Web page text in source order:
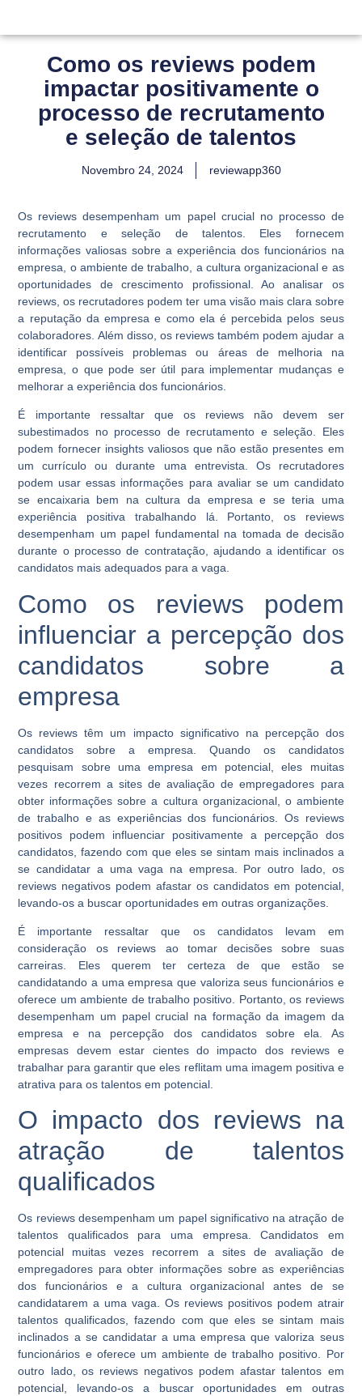
Como os reviews podem
impactar positivamente o
processo de recrutamento
e seleção de talentos
Novembro 24, 2024 reviewapp360
Os reviews desempenham um papel crucial no processo de
recrutamento e seleção de talentos. Eles fornecem
informações valiosas sobre a experiência dos funcionários na
empresa, o ambiente de trabalho, a cultura organizacional e as
oportunidades de crescimento profissional. Ao analisar os
reviews, os recrutadores podem ter uma visão mais clara sobre
a reputação da empresa e como ela é percebida pelos seus
colaboradores. Além disso, os reviews também podem ajudar a
identificar possíveis problemas ou áreas de melhoria na
empresa, o que pode ser útil para implementar mudanças e
melhorar a experiência dos funcionários.
É importante ressaltar que os reviews não devem ser
subestimados no processo de recrutamento e seleção. Eles
podem fornecer insights valiosos que não estão presentes em
um currículo ou durante uma entrevista. Os recrutadores
podem usar essas informações para avaliar se um candidato
se encaixaria bem na cultura da empresa e se teria uma
experiência positiva trabalhando lá. Portanto, os reviews
desempenham um papel fundamental na tomada de decisão
durante o processo de contratação, ajudando a identificar os
candidatos mais adequados para a vaga.
Como os reviews podem
influenciar a percepção dos
candidatos sobre a
empresa
Os reviews têm um impacto significativo na percepção dos
candidatos sobre a empresa. Quando os candidatos
pesquisam sobre uma empresa em potencial, eles muitas
vezes recorrem a sites de avaliação de empregadores para
obter informações sobre a cultura organizacional, o ambiente
de trabalho e as experiências dos funcionários. Os reviews
positivos podem influenciar positivamente a percepção dos
candidatos, fazendo com que eles se sintam mais inclinados a
se candidatar a uma vaga na empresa. Por outro lado, os
reviews negativos podem afastar os candidatos em potencial,
levando-os a buscar oportunidades em outras organizações.
É importante ressaltar que os candidatos levam em
consideração os reviews ao tomar decisões sobre suas
carreiras. Eles querem ter certeza de que estão se
candidatando a uma empresa que valoriza seus funcionários e
oferece um ambiente de trabalho positivo. Portanto, os reviews
desempenham um papel crucial na formação da imagem da
empresa e na percepção dos candidatos sobre ela. As
empresas devem estar cientes do impacto dos reviews e
trabalhar para garantir que eles reflitam uma imagem positiva e
atrativa para os talentos em potencial.
O impacto dos reviews na
atração de talentos
qualificados
Os reviews desempenham um papel significativo na atração de
talentos qualificados para uma empresa. Candidatos em
potencial muitas vezes recorrem a sites de avaliação de
empregadores para obter informações sobre as experiências
dos funcionários e a cultura organizacional antes de se
candidatarem a uma vaga. Os reviews positivos podem atrair
talentos qualificados, fazendo com que eles se sintam mais
inclinados a se candidatar a uma empresa que valoriza seus
funcionários e oferece um ambiente de trabalho positivo. Por
outro lado, os reviews negativos podem afastar talentos em
potencial, levando-os a buscar oportunidades em outras